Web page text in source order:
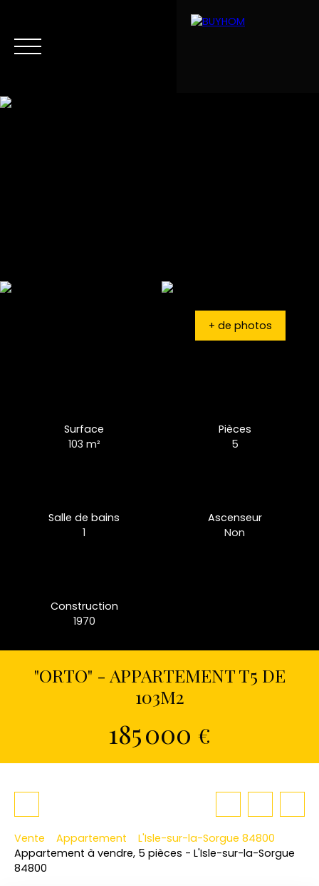
+ de photos
Surface
103 m²
Pièces
5
Salle de bains
1
Ascenseur
Non
Construction
1970
"ORTO" - APPARTEMENT T5 DE
103M2
185 000 €
Vente Appartement
L'Isle-sur-la-Sorgue 84800
Appartement à vendre, 5 pièces - L'Isle-sur-la-Sorgue
84800